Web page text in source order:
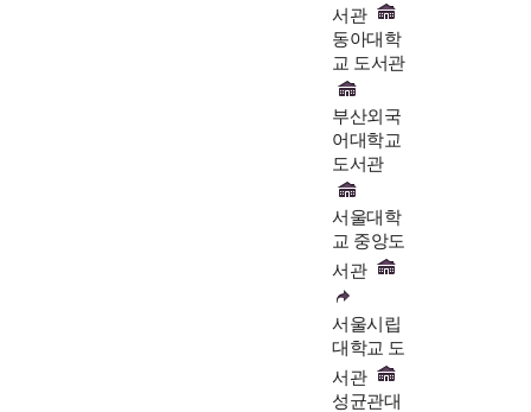
서관
동아대학
교 도서관
부산외국
어대학교
도서관
서울대학
교 중앙도
서관
서울시립
대학교 도
서관
성균관대